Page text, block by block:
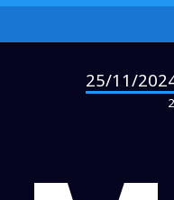
25/11/